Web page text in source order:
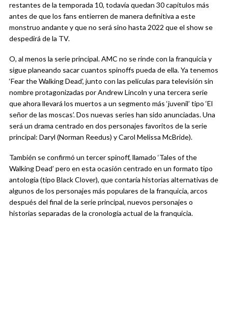
restantes de la temporada 10, todavía quedan 30 capítulos más
antes de que los fans entierren de manera definitiva a este
monstruo andante y que no será sino hasta 2022 que el show se
despedirá de la TV.
O, al menos la serie principal. AMC no se rinde con la franquicia y
sigue planeando sacar cuantos spinoffs pueda de ella. Ya tenemos
‘Fear the Walking Dead’, junto con las películas para televisión sin
nombre protagonizadas por Andrew Lincoln y una tercera serie
que ahora llevará los muertos a un segmento más ‘juvenil’ tipo ‘El
señor de las moscas’. Dos nuevas series han sido anunciadas. Una
será un drama centrado en dos personajes favoritos de la serie
principal: Daryl (Norman Reedus) y Carol Melissa McBride).
También se confirmó un tercer spinoff, llamado ‘Tales of the
Walking Dead’ pero en esta ocasión centrado en un formato tipo
antología (tipo Black Clover), que contaría historias alternativas de
algunos de los personajes más populares de la franquicia, arcos
después del final de la serie principal, nuevos personajes o
historias separadas de la cronología actual de la franquicia.